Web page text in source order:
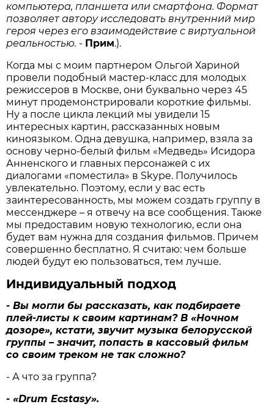
компьютера,планшета или смартфона. Формат
позволяет автору исследовать внутренний мир
героя через его взаимодействие с виртуальной
реальностью. - Прим.).
Когда мы с моим партнером Ольгой Хариной
провели подобный мастер-класс для молодых
режиссеров в Москве, они буквально через 45
минут продемонстрировали короткие фильмы.
Ну а после цикла лекций мы увидели 15
интересных картин, рассказанных новым
киноязыком. Одна девушка, например, взяла за
основу черно-белый фильм «Медведь» Исидора
Анненского и главных персонажей с их
диалогами «поместила» в Skype. Получилось
увлекательно. Поэтому, если у вас есть
заинтересованность, мы можем создать группу в
мессенджере – я отвечу на все сообщения. Также
мы предоставим новую технологию, если она
будет вам нужна для создания фильмов. Причем
совершенно бесплатно. Я считаю: чем больше
людей будут ею пользоваться, тем лучше.
Индивидуальный подход
- Вы могли бы рассказать, как подбираете
плей-листы к своим картинам? В «Ночном
дозоре», кстати, звучит музыка белорусской
группы – значит, попасть в кассовый фильм
со своим треком не так сложно?
- А что за группа?
- «Drum Ecstasy».